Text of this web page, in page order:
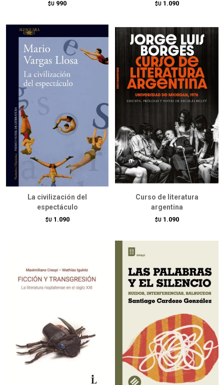
$U 990 $U 1.090
La civilización del
espectáculo
$U 1.090
Curso de literatura
argentina
$U 1.090